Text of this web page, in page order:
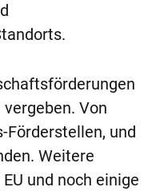
Von
Förderstellen, und
Weitere
und noch einige